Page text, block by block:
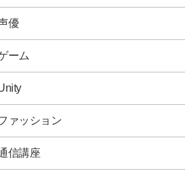
優
ーム
ァッション
信講座